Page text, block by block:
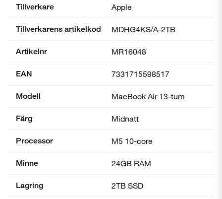
Tillverkare Apple
Tillverkarens artikelkod MDHG4KS/A-2TB
Artikelnr MR16048
EAN 7331715598517
Modell MacBook Air 13-tum
Färg Midnatt
Processor M5 10-core
Minne 24GB RAM
Lagring 2TB SSD